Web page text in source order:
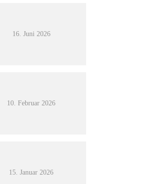
16. Juni 2026
10. Februar 2026
15. Januar 2026